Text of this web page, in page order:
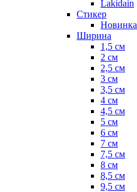
Lakidain
Стикер
Новинка
Ширина
1,5 см
2 см
2,5 см
3 см
3,5 см
4 см
4,5 см
5 см
6 см
7 см
7,5 см
8 см
8,5 см
9,5 см